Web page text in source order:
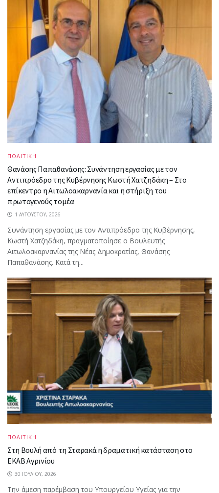
ΠΟΛΙΤΙΚΗ
Θανάσης Παπαθανάσης: Συνάντηση εργασίας με τον
Αντιπρόεδρο της Κυβέρνησης Κωστή Χατζηδάκη – Στο
επίκεντρο η Αιτωλοακαρνανία και η στήριξη του
πρωτογενούς τομέα
1 ΑΥΓΟΎΣΤΟΥ, 2026
Συνάντηση εργασίας με τον Αντιπρόεδρο της Κυβέρνησης,
Κωστή Χατζηδάκη, πραγματοποίησε ο Βουλευτής
Αιτωλοακαρνανίας της Νέας Δημοκρατίας, Θανάσης
Παπαθανάσης. Κατά τη...
ΠΟΛΙΤΙΚΗ
Στη Βουλή από τη Σταρακά η δραματική κατάσταση στο
ΕΚΑΒ Αγρινίου
30 ΙΟΥΛΊΟΥ, 2026
Την άμεση παρέμβαση του Υπουργείου Υγείας για την